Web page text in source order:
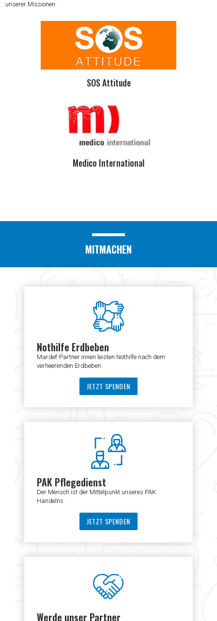
unserer Missionen.
SOS Attitude
Medico International
MITMACHEN
Nothilfe Erdbeben
Mardef-Partner:innen leisten Nothilfe nach dem
verheerenden Erdbeben.
JETZT SPENDEN
PAK Pflegedienst
Der Mensch ist der Mittelpunkt unseres PAK
Handelns.
JETZT SPENDEN
Werde unser Partner